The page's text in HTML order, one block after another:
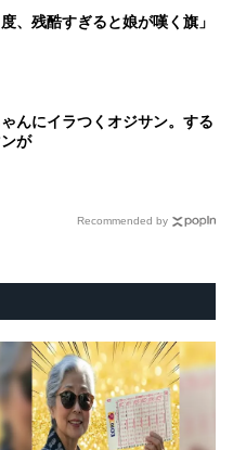
、残酷すぎると娘が嘆く旗」
んにイラつくオジサン。する
が
Recommended by